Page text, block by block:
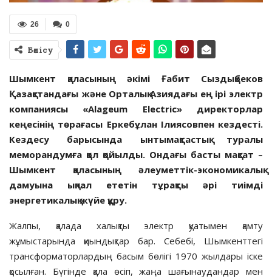
0
26
Бөлісу
Шымкент қаласының әкімі Ғабит Сыздықбеков
Қазақстандағы және Орталық Азиядағы ең ірі электр
компаниясы «Alageum Electric» директорлар
кеңесінің төрағасы Еркебұлан Ілиясовпен кездесті.
Кездесу барысында ынтымақтастық туралы
меморандумға қол қойылды. Ондағы басты мақсат –
Шымкент қаласының әлеуметтік-экономикалық
дамуына ықпал ететін тұрақты әрі тиімді
энергетикалық жүйе құру.
Жалпы, қалада халықты электр қуатымен қамту
жұмыстарында қиындықтар бар. Себебі, Шымкенттегі
трансформаторлардың басым бөлігі 1970 жылдары іске
қосылған. Бүгінде қала өсіп, жаңа шағынаудандар мен